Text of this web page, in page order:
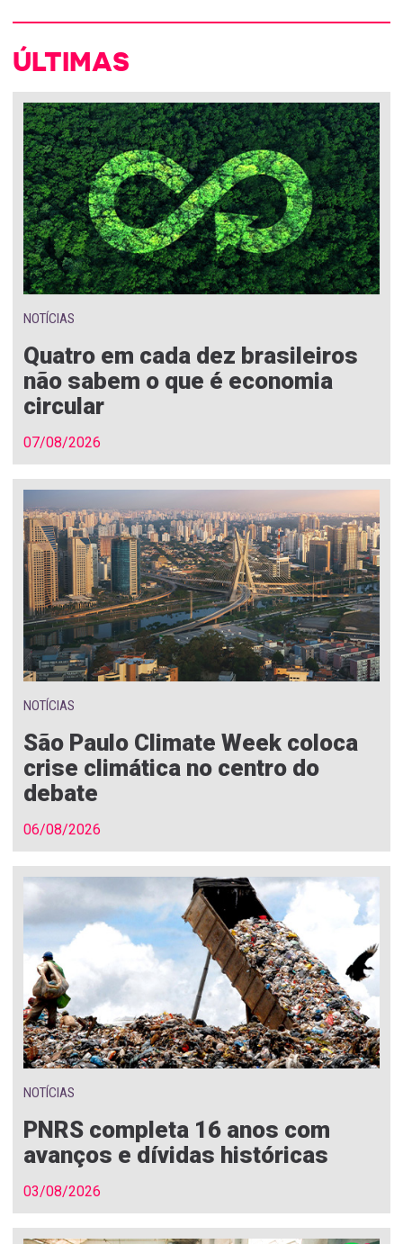
ÚLTIMAS
NOTÍCIAS
Quatro em cada dez brasileiros
não sabem o que é economia
circular
07/08/2026
NOTÍCIAS
São Paulo Climate Week coloca
crise climática no centro do
debate
06/08/2026
NOTÍCIAS
PNRS completa 16 anos com
avanços e dívidas históricas
03/08/2026